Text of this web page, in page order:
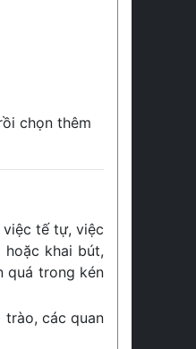
chọn thêm
việc tế tự, việc
khai bút,
quá trong kén
trào, các quan